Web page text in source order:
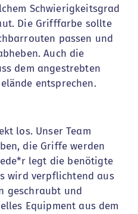
Schwierigkeitsgrad
Die Grifffarbe sollte
passen und
Auch die
dem angestrebten
entsprechen.
los. Unser Team
die Griffe werden
legt die benötigte
wird verpflichtend aus
geschraubt und
Equipment aus dem